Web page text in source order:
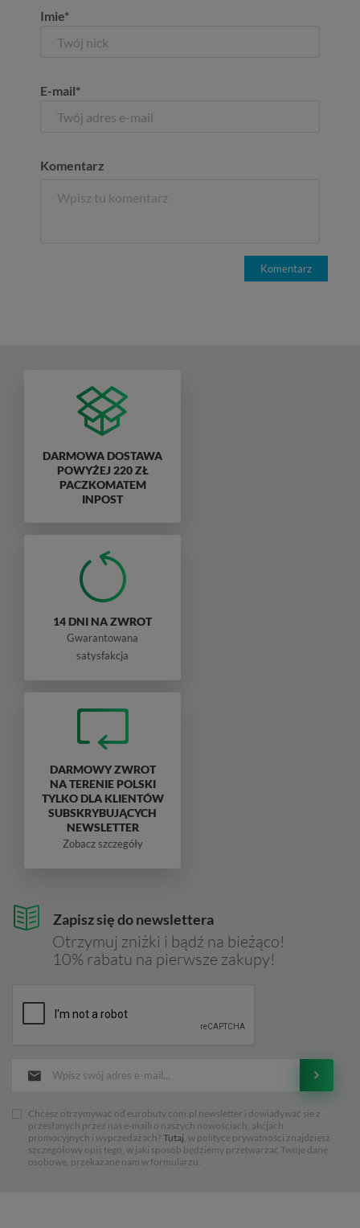
Imie*
E-mail*
Komentarz
Komentarz
Zapisz się do newslettera
Otrzymuj zniżki i bądź na bieżąco!
10% rabatu na pierwsze zakupy!
Chcesz otrzymywać od eurobuty.com.pl newsletter i dowiadywać sie z
przesłanych przez nas e-maili o naszych nowościach, akcjach
promocyjnych i wyprzedażach? Tutaj, w polityce prywatności znajdziesz
szczegółowy opis tego, w jaki sposób będziemy przetwarzać Twoje dane
osobowe, przekazane nam w formularzu.
DARMOWA DOSTAWA
POWYŻEJ 220 ZŁ
PACZKOMATEM
INPOST
14 DNI NA ZWROT
Gwarantowana
satysfakcja
DARMOWY ZWROT
NA TERENIE POLSKI
TYLKO DLA KLIENTÓW
SUBSKRYBUJĄCYCH
NEWSLETTER
Zobacz szczegóły